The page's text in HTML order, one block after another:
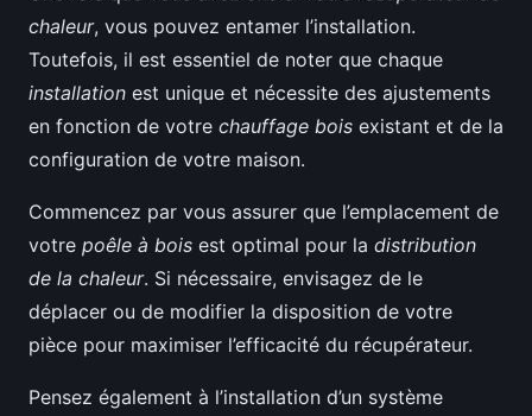
chaleur, vous pouvez entamer l’installation.
Toutefois, il est essentiel de noter que chaque
installation est unique et nécessite des ajustements
en fonction de votre chauffage bois existant et de la
configuration de votre maison.
Commencez par vous assurer que l’emplacement de
votre poêle à bois est optimal pour la distribution
de la chaleur. Si nécessaire, envisagez de le
déplacer ou de modifier la disposition de votre
pièce pour maximiser l’efficacité du récupérateur.
Pensez également à l’installation d’un système